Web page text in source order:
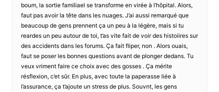
boum, la sortie familiael se transforme en virée à l’hôpital. Alors,
faut pas avoir la tête dans les nuages. J’ai aussi remarqué que
beaucoup de gens prennent ça un peu à la légère, mais si tu
reardes un peu autour de toi, t’as vite fait de voir des histoiires sur
des accidents dans les forums. Ça fait fliper, non . Alors ouais,
faut se poser les bonnes questions avant de plonger dedans. Tu
veux vriment faire ce choix avec des gosses . Ça mérite
résflexion, c’et sûr. En plus, avec toute la paperasse liée à
l’assurance, ça t’ajoute un stress de plus. Souvnt, les gens